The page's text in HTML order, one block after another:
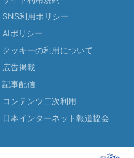
SNS利用ポリシー
AIポリシー
クッキーの利用について
広告掲載
記事配信
コンテンツ二次利用
日本インターネット報道協会